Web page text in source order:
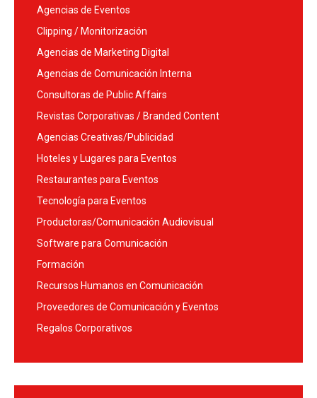
Agencias de Eventos
Clipping / Monitorización
Agencias de Marketing Digital
Agencias de Comunicación Interna
Consultoras de Public Affairs
Revistas Corporativas / Branded Content
Agencias Creativas/Publicidad
Hoteles y Lugares para Eventos
Restaurantes para Eventos
Tecnología para Eventos
Productoras/Comunicación Audiovisual
Software para Comunicación
Formación
Recursos Humanos en Comunicación
Proveedores de Comunicación y Eventos
Regalos Corporativos